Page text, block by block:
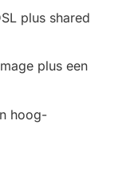
plus shared
plus een
hoog-